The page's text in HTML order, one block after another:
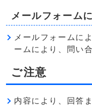
メールフォーム
メールフォームに
ームにより、問い
ご注意
内容により、回答